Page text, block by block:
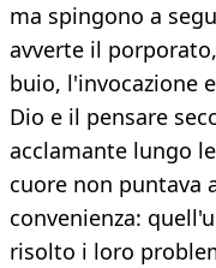
ma spingono a
avverte il
buio, l'invocazione
Dio e il pensare
acclamante lungo
cuore non puntava
convenienza:
risolto i loro